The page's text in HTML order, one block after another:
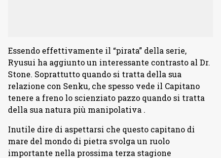
Essendo effettivamente il “pirata” della serie,
Ryusui ha aggiunto un interessante contrasto al Dr.
Stone. Soprattutto quando si tratta della sua
relazione con Senku, che spesso vede il Capitano
tenere a freno lo scienziato pazzo quando si tratta
della sua natura più manipolativa .
Inutile dire di aspettarsi che questo capitano di
mare del mondo di pietra svolga un ruolo
importante nella prossima terza stagione